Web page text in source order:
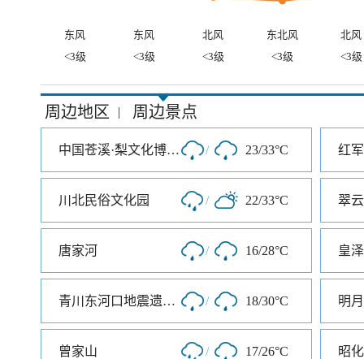
东风 东风 北风 东北风
北风
<3级
<3级 <3级 <3级 <3级
周边地区 | 周边景点
中国苍溪·梨文化博览园 / 23/33°C 红
川北民俗文化园 / 22/33°C 翠
唐家河 / 16/28°C 皇
青川东河口地震遗址公园 / 18/30°C 明
曾家山 / 17/26°C 昭